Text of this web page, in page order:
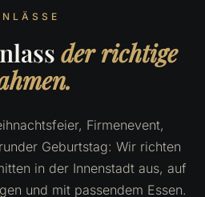
der richtige
Firmenevent,
Geburtstag: Wir richten
in der Innenstadt aus, auf
und mit passendem Essen.